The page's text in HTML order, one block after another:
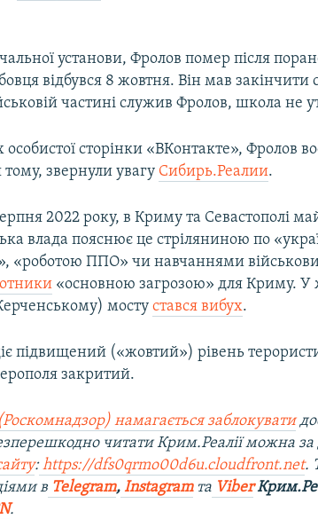
установи, Фролов помер після
відбувся 8 жовтня. Він мав закінчити
частині служив Фролов, школа не
сторінки «ВКонтакте», Фролов
тому, звернули увагу Сибирь.Реалии.
2022 року, в Криму та Севастополі
влада пояснює це стріляниною по
«роботою ППО» чи навчаннями
«основною загрозою» для Криму. У
мостустався вибух.
підвищений («жовтий») рівень
закритий.
намагається заблокувати
читати Крим.Реалії можна
:https://dfs0qrmo00d6u.cloudfront.net.
в Telegram, Instagramта Viber
.